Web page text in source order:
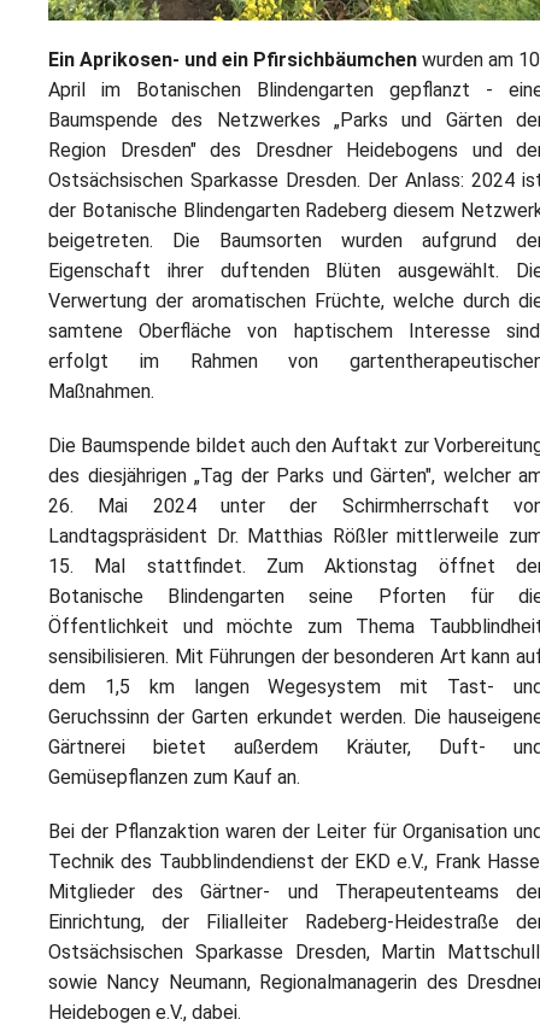
Ein Aprikosen- und ein Pfirsichbäumchen wurden am
April im Botanischen Blindengarten gepflanzt -
Baumspende des Netzwerkes „Parks und Gärten
Region Dresden" des Dresdner Heidebogens und
Ostsächsischen Sparkasse Dresden. Der Anlass: 2024
der Botanische Blindengarten Radeberg diesem
beigetreten. Die Baumsorten wurden aufgrund
Eigenschaft ihrer duftenden Blüten ausgewählt.
Verwertung der aromatischen Früchte, welche durch
samtene Oberfläche von haptischem Interesse
erfolgt im Rahmen von
Maßnahmen.
Die Baumspende bildet auch den Auftakt zur
des diesjährigen „Tag der Parks und Gärten", welcher
26. Mai 2024 unter der Schirmherrschaft
Landtagspräsident Dr. Matthias Rößler mittlerweile
15. Mal stattfindet. Zum Aktionstag öffnet
Botanische Blindengarten seine Pforten für
Öffentlichkeit und möchte zum Thema
sensibilisieren. Mit Führungen der besonderen Art kann
dem 1,5 km langen Wegesystem mit Tast-
Geruchssinn der Garten erkundet werden. Die
Gärtnerei bietet außerdem Kräuter, Duft-
Gemüsepflanzen zum Kauf an.
Bei der Pflanzaktion waren der Leiter für Organisation
Technik des Taubblindendienst der EKD e.V., Frank
Mitglieder des Gärtner- und Therapeutenteams
Einrichtung, der Filialleiter Radeberg-Heidestraße
Ostsächsischen Sparkasse Dresden, Martin
sowie Nancy Neumann, Regionalmanagerin des
Heidebogen e.V., dabei.